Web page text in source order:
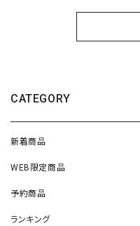
CATEGORY
新着商品
WEB限定商品
予約商品
ランキング